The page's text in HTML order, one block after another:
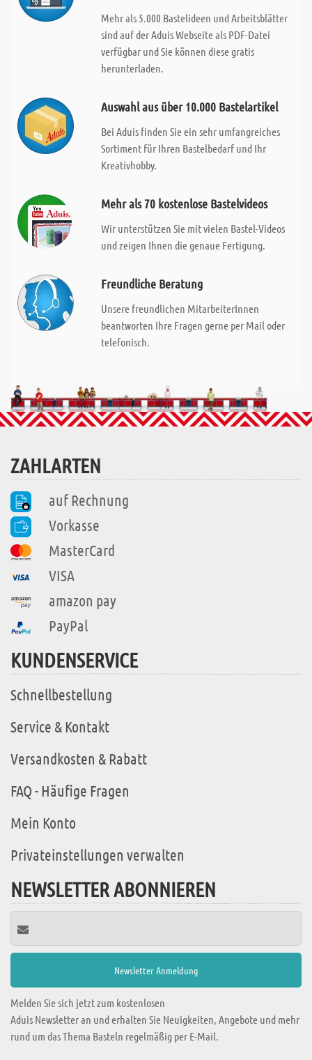
Mehr als 5.000 Bastelideen und Arbeitsblätter
sind auf der Aduis Webseite als PDF-Datei
verfügbar und Sie können diese gratis
herunterladen.
Auswahl aus über 10.000 Bastelartikel
Bei Aduis finden Sie ein sehr umfangreiches
Sortiment für Ihren Bastelbedarf und Ihr
Kreativhobby.
Mehr als 70 kostenlose Bastelvideos
Wir unterstützen Sie mit vielen Bastel-Videos
und zeigen Ihnen die genaue Fertigung.
Freundliche Beratung
Unsere freundlichen MitarbeiterInnen
beantworten Ihre Fragen gerne per Mail oder
telefonisch.
ZAHLARTEN
auf Rechnung
Vorkasse
MasterCard
VISA
amazon pay
PayPal
KUNDENSERVICE
Schnellbestellung
Service & Kontakt
Versandkosten & Rabatt
FAQ - Häufige Fragen
Mein Konto
Privateinstellungen verwalten
NEWSLETTER ABONNIEREN
Melden Sie sich jetzt zum kostenlosen
Aduis Newsletter an und erhalten Sie Neuigkeiten, Angebote und mehr
rund um das Thema Basteln regelmäßig per E-Mail.